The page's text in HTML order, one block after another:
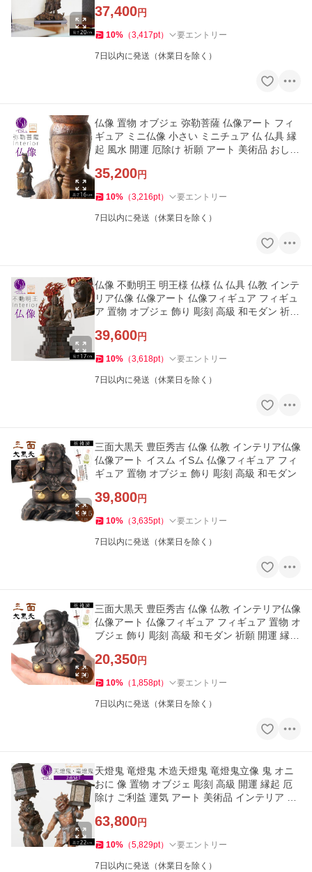
37,400円
10% （3,417pt） 要エントリー
7日以内に発送（休業日を除く）
仏像 置物 オブジェ 弥勒菩薩 仏像アート フィ
ギュア ミニ仏像 小さい ミニチュア 仏 仏具 縁
起 風水 開運 厄除け 祈願 アート 美術品 おしゃ
35,200円
10% （3,216pt） 要エントリー
7日以内に発送（休業日を除く）
仏像 不動明王 明王様 仏様 仏 仏具 仏教 インテ
リア仏像 仏像アート 仏像フィギュア フィギュ
ア 置物 オブジェ 飾り 彫刻 高級 和モダン 祈願
39,600円
10% （3,618pt） 要エントリー
7日以内に発送（休業日を除く）
三面大黒天 豊臣秀吉 仏像 仏教 インテリア仏像
仏像アート イスム イSム 仏像フィギュア フィ
ギュア 置物 オブジェ 飾り 彫刻 高級 和モダン
39,800円
10% （3,635pt） 要エントリー
7日以内に発送（休業日を除く）
三面大黒天 豊臣秀吉 仏像 仏教 インテリア仏像
仏像アート 仏像フィギュア フィギュア 置物 オ
ブジェ 飾り 彫刻 高級 和モダン 祈願 開運 縁起
20,350円
10% （ 1,858pt） 要エントリー
7日以内に発送（休業日を除く）
天燈鬼 竜燈鬼 木造天燈鬼 竜燈鬼立像 鬼 オニ
おに 像 置物 オブジェ 彫刻 高級 開運 縁起 厄
除け ご利益 運気 アート 美術品 インテリア 風
63,800円
10% （5,829pt） 要エントリー
7日以内に発送（休業日を除く）